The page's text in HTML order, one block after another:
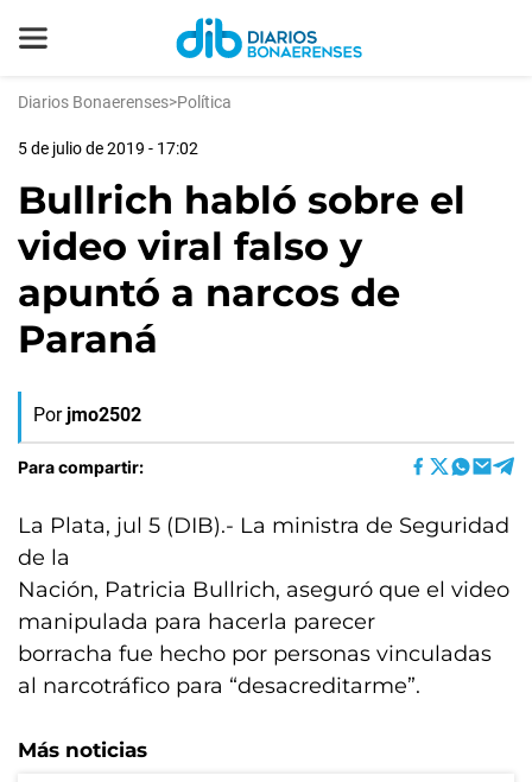
Diarios Bonaerenses>Política
5 de julio de 2019 - 17:02
Bullrich habló sobre el
video viral falso y
apuntó a narcos de
Paraná
Por jmo2502
Para compartir:
La Plata, jul 5 (DIB).- La ministra de Seguridad
de la
Nación, Patricia Bullrich, aseguró que el video
manipulada para hacerla parecer
borracha fue hecho por personas vinculadas
al narcotráfico para “desacreditarme”.
Más noticias